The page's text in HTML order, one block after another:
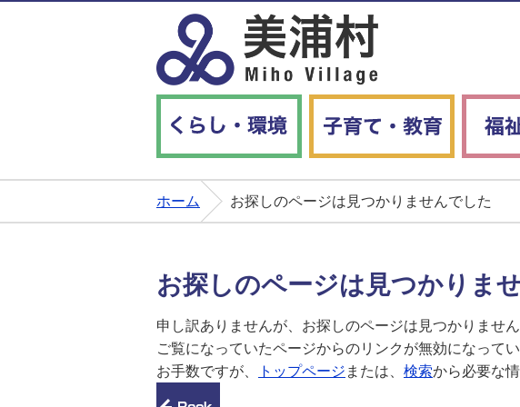
ホーム お探しのページは見つかりませんでした
お探しのページは見つかりま
申し訳ありませんが、お探しのページは見つかりません
ご覧になっていたページからのリンクが無効になって
お手数ですが、
トップページ または、 検索から必要な